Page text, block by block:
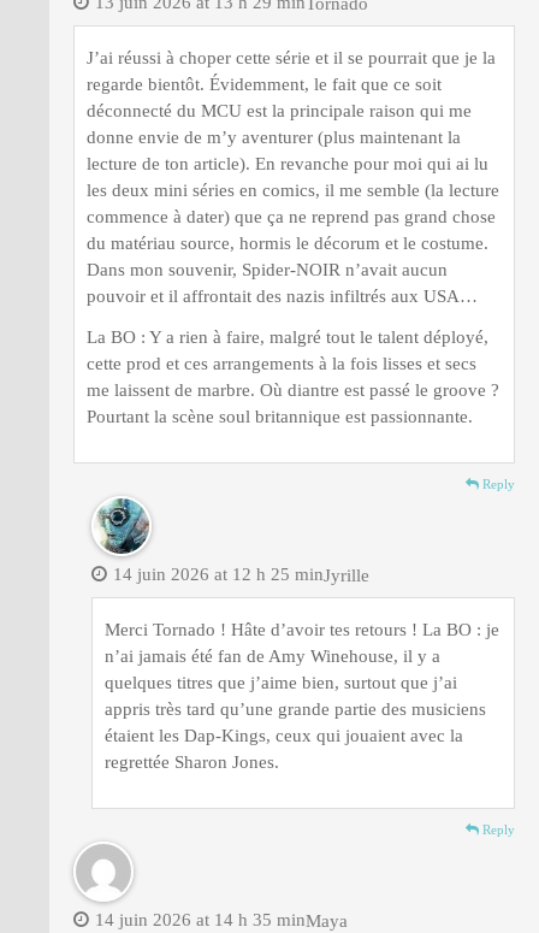
J’ai réussi à choper cette série et il se pourrait que je la
regarde bientôt. Évidemment, le fait que ce soit
déconnecté du MCU est la principale raison qui me
donne envie de m’y aventurer (plus maintenant la
lecture de ton article). En revanche pour moi qui ai lu
les deux mini séries en comics, il me semble (la lecture
commence à dater) que ça ne reprend pas grand chose
du matériau source, hormis le décorum et le costume.
Dans mon souvenir, Spider-NOIR n’avait aucun
pouvoir et il affrontait des nazis infiltrés aux USA…
La BO : Y a rien à faire, malgré tout le talent déployé,
cette prod et ces arrangements à la fois lisses et secs
me laissent de marbre. Où diantre est passé le groove ?
Pourtant la scène soul britannique est passionnante.
Reply
Jyrille
14 juin 2026 at 12 h 25 min
Merci Tornado ! Hâte d’avoir tes retours ! La BO : je
n’ai jamais été fan de Amy Winehouse, il y a
quelques titres que j’aime bien, surtout que j’ai
appris très tard qu’une grande partie des musiciens
étaient les Dap-Kings, ceux qui jouaient avec la
regrettée Sharon Jones.
Reply
Maya
14 juin 2026 at 14 h 35 min